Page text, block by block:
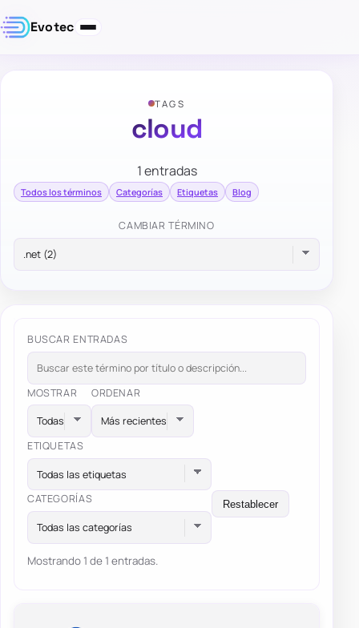
Evotec
TAGS
cloud
1 entradas
Todos los términos Categorías Etiquetas Blog
CAMBIAR TÉRMINO
BUSCAR ENTRADAS
MOSTRAR ORDENAR
ETIQUETAS
Todas las etiquetas
CATEGORÍAS
Todas las categorías
Restablecer
Mostrando 1 de 1 entradas.